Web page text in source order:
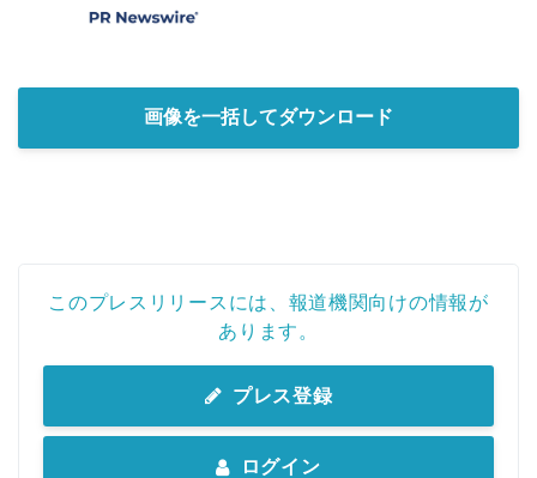
画像を一括してダウンロード
このプレスリリースには、報道機関向けの情報が
あります。
プレス登録
ログイン